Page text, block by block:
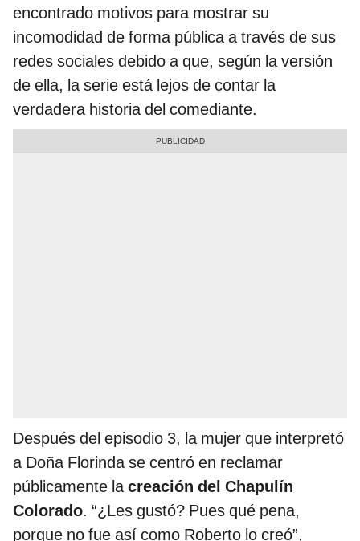
encontrado motivos para mostrar su
incomodidad de forma pública a través de sus
redes sociales debido a que, según la versión
de ella, la serie está lejos de contar la
verdadera historia del comediante.
Después del episodio 3, la mujer que interpretó
a Doña Florinda se centró en reclamar
públicamente lacreación del Chapulín
Colorado. “¿Les gustó? Pues qué pena,
porque no fue así como Roberto lo creó”,